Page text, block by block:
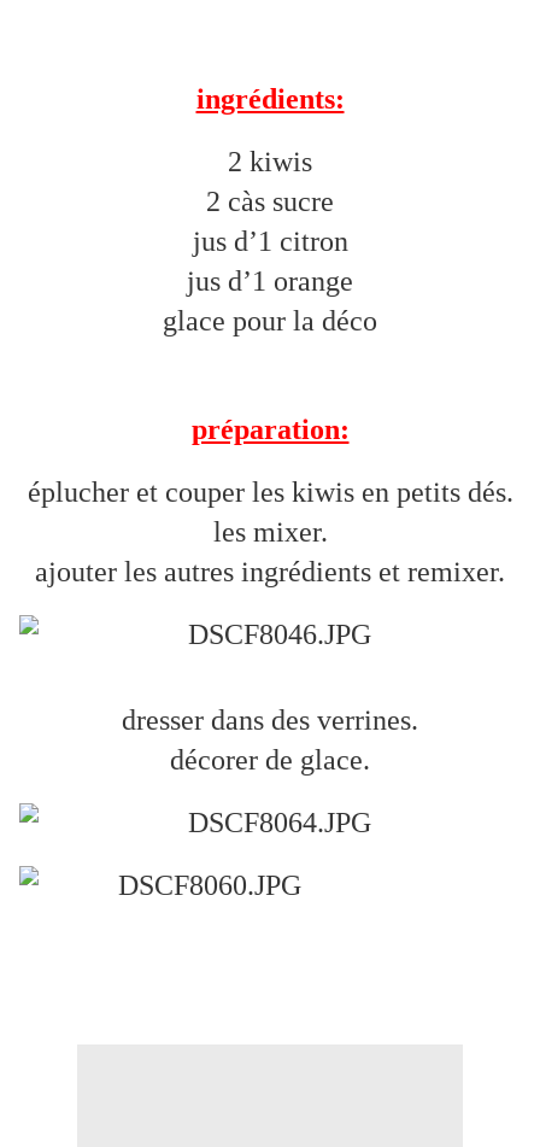
ingrédients:
2 kiwis
2 càs sucre
jus d’1 citron
jus d’1 orange
glace pour la déco
préparation:
éplucher et couper les kiwis en petits dés.
les mixer.
ajouter les autres ingrédients et remixer.
dresser dans des verrines.
décorer de glace.